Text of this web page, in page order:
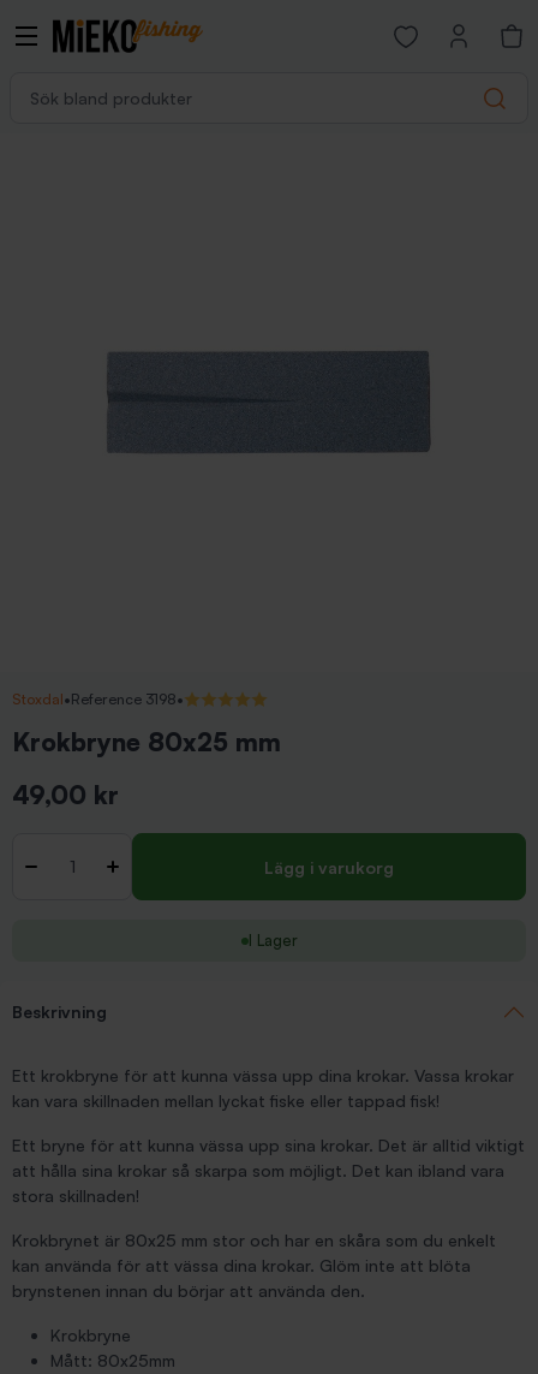
Search
Open favorites
Stoxdal•Reference 3198•5/5 (1 recensioner)
Krokbryne 80x25 mm
49,00 kr
- + Lägg i varukorg
I Lager
Beskrivning
Ett krokbryne för att kunna vässa upp dina krokar. Vassa krokar
kan vara skillnaden mellan lyckat fiske eller tappad fisk!
Ett bryne för att kunna vässa upp sina krokar. Det är alltid viktigt
att hålla sina krokar så skarpa som möjligt. Det kan ibland vara
stora skillnaden!
Krokbrynet är 80x25 mm stor och har en skåra som du enkelt
kan använda för att vässa dina krokar. Glöm inte att blöta
brynstenen innan du börjar att använda den.
Krokbryne
Mått: 80x25mm